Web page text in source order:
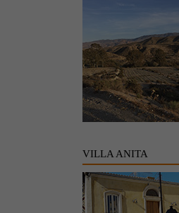
VILLA ANITA